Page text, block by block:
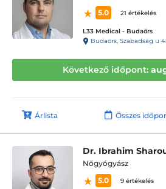
5.0 21 értékelés
L33 Medical - Budaörs
Budaörs, Szabadság u 48.
Következő időpont:
Árlista Összes
Dr. Ibrahim
Nőgyógyász
5.0
9 értékelés